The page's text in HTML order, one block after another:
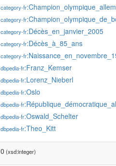
category-fr
category-fr
category-fr:Décès_en_janvier_2005
category-fr:Décès_à_85_ans
category-fr
dbpedia-fr:Franz_Kemser
dbpedia-fr:Lorenz_Nieberl
dbpedia-fr:Oslo
dbpedia-fr
dbpedia-fr:Oswald_Schelter
dbpedia-fr:Theo_Kitt
0 (xsd:integer)